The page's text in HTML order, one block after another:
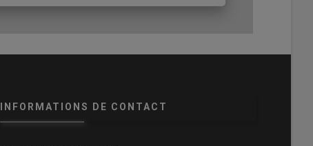
INFORMATIONS DE CONTACT